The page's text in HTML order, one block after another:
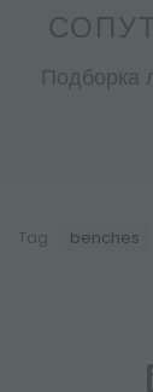
Подборка
Tag: benches